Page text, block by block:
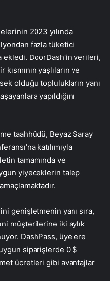
2023 yılında
fazla tüketici
ekledi. DoorDash’in verileri,
yaşlıların ve
olduğu toplulukların yanı
yapıldığını
taahhüdü, Beyaz Saray
katılımıyla
tamamında ve
yiyeceklerin talep
genişletmenin yanı sıra,
müşterilerine iki aylık
DashPass, üyelere
siparişlerde 0 $
ücretleri gibi avantajlar